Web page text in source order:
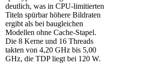
deutlich, was in CPU-limitierten
Titeln spürbar höhere Bildraten
ergibt als bei baugleichen
Modellen ohne Cache-Stapel.
Die 8 Kerne und 16 Threads
takten von 4,20 GHz bis 5,00
GHz, die TDP liegt bei 120 W.